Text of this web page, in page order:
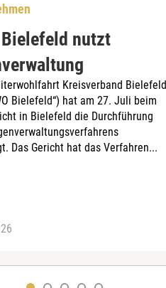
Bielefeld nutzt
Kreisverband Bielefeld
Bielefeld“) hat am 27. Juli beim
in Bielefeld die Durchführung
Das Gericht hat das Verfahren...